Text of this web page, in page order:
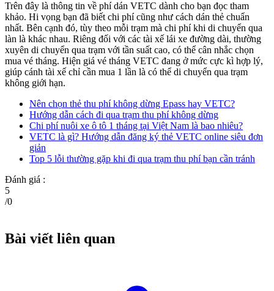
Trên đây là thông tin về phí dán VETC dành cho bạn đọc tham
khảo. Hi vọng bạn đã biết chi phí cũng như cách dán thẻ chuẩn
nhất. Bên cạnh đó, tùy theo mỗi trạm mà chi phí khi di chuyển qua
làn là khác nhau. Riêng đối với các tài xế lái xe đường dài, thường
xuyên di chuyển qua trạm với tần suất cao, có thể cân nhắc chọn
mua vé tháng. Hiện giá vé tháng VETC đang ở mức cực kì hợp lý,
giúp cánh tài xế chỉ cần mua 1 lần là có thể di chuyển qua trạm
không giới hạn.
Nên chọn thẻ thu phí không dừng Epass hay VETC?
Hướng dẫn cách đi qua trạm thu phí không dừng
Chi phí nuôi xe ô tô 1 tháng tại Việt Nam là bao nhiêu?
VETC là gì? Hướng dẫn đăng ký thẻ VETC online siêu đơn
giản
Top 5 lỗi thường gặp khi đi qua trạm thu phí bạn cần tránh
Đánh giá :
5
/0
Bài viết liên quan